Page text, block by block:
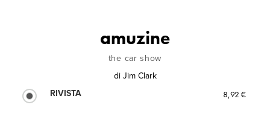
amuzine
the car show
di Jim Clark
RIVISTA
8,92 €